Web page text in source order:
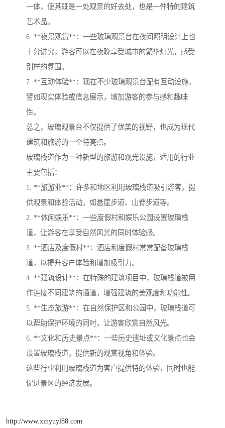
一体，使其既是一处观景的好去处，也是一件特的建筑
艺术品。
6. **夜景观赏**：一些玻璃观景台在夜间照明设计上也
十分讲究，游客可以在夜晚享受城市的繁华灯光，感受
别样的氛围。
7. **互动体验**：现在不少玻璃观景台配有互动设施，
譬如现实体验或信息展示，增加游客的参与感和趣味
性。
总之，玻璃观景台不仅提供了优美的视野，也成为现代
建筑和旅游的一个特亮点。
玻璃栈道作为一种新型的旅游和观光设施，适用的行业
主要包括：
1. **旅游业**：许多和地区利用玻璃栈道吸引游客，提
供观景和体验活动，如悬崖步道、山脊步道等。
2. **休闲娱乐**：一些度假村和娱乐公园设置玻璃栈
道，让游客在享受自然风光的同时体验感。
3. **酒店及度假村**：酒店和度假村常常配备玻璃栈
道，以提升客户体验和增加吸引力。
4. **建筑设计**：在特殊的建筑项目中，玻璃栈道被用
作连接不同建筑的通道，增强建筑的美观度和功能性。
5. **生态旅游**：在自然保护区和公园中，玻璃栈道可
以帮助保护环境的同时，让游客欣赏自然风光。
6. **文化和历史景点**：一些历史遗址或文化景点也会
设置玻璃栈道，提供新的观赏视角和体验。
这些行业利用玻璃栈道为客户提供特的体验，同时也能
促进景区的经济发展。
http://www.xinyuyl88.com